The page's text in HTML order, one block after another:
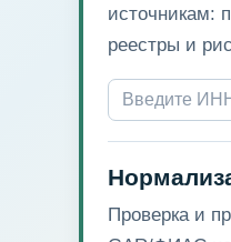
источникам:
реестры и
Проверка и